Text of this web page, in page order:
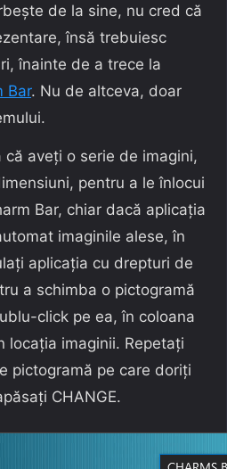
de la sine, nu cred că
însă trebuiesc
înainte de a trece la
Bar. Nu de altceva, doar
aveți o serie de imagini,
pentru a le înlocui
Bar, chiar dacă aplicația
imaginile alese, în
aplicația cu drepturi de
a schimba o pictogramă
click pe ea, în coloana
locația imaginii. Repetați
pictogramă pe care doriți
CHANGE.